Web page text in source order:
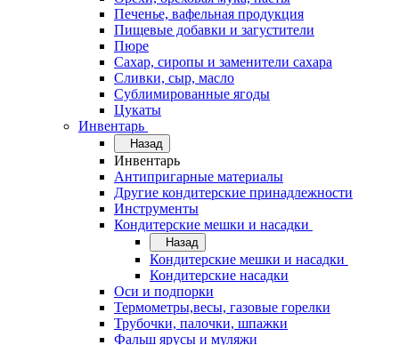
Печенье, вафельная продукция
Пищевые добавки и загустители
Пюре
Сахар, сиропы и заменители сахара
Сливки, сыр, масло
Сублимированные ягоды
Цукаты
Инвентарь
Назад
Инвентарь
Антипригарные материалы
Другие кондитерские принадлежности
Инструменты
Кондитерские мешки и насадки
Назад
Кондитерские мешки и насадки
Кондитерские насадки
Оси и подпорки
Термометры,весы, газовые горелки
Трубочки, палочки, шпажки
Фальш ярусы и муляжи